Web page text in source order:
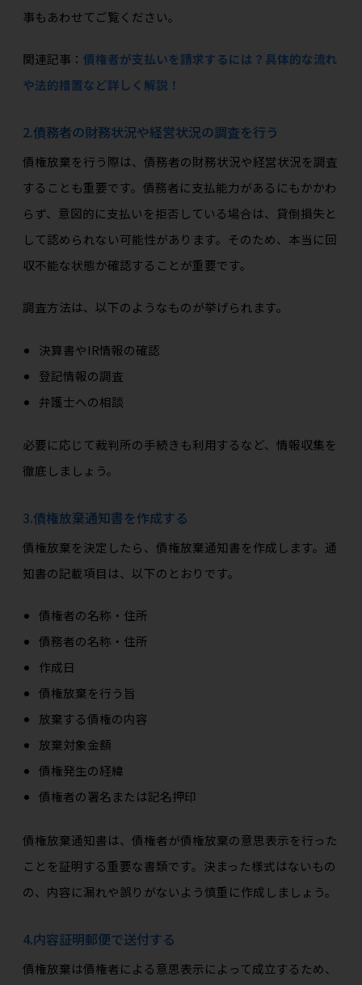
事もあわせてご覧ください。
関連記事： 債権者が支払いを請求するには？具体的な流れ
や法的措置など詳しく解説！
2.債務者の財務状況や経営状況の調査を行う
債権放棄を行う際は、債務者の財務状況や経営状況を調査
することも重要です。債務者に支払能力があるにもかかわ
らず、意図的に支払いを拒否している場合は、貸倒損失と
して認められない可能性があります。そのため、本当に回
収不能な状態か確認することが重要です。
調査方法は、以下のようなものが挙げられます。
決算書やIR情報の確認
登記情報の調査
弁護士への相談
必要に応じて裁判所の手続きも利用するなど、情報収集を
徹底しましょう。
3.債権放棄通知書を作成する
債権放棄を決定したら、債権放棄通知書を作成します。通
知書の記載項目は、以下のとおりです。
債権者の名称・住所
債務者の名称・住所
作成日
債権放棄を行う旨
放棄する債権の内容
放棄対象金額
債権発生の経緯
債権者の署名または記名押印
債権放棄通知書は、債権者が債権放棄の意思表示を行った
ことを証明する重要な書類です。決まった様式はないもの
の、内容に漏れや誤りがないよう慎重に作成しましょう。
4.内容証明郵便で送付する
債権放棄は債権者による意思表示によって成立するため、